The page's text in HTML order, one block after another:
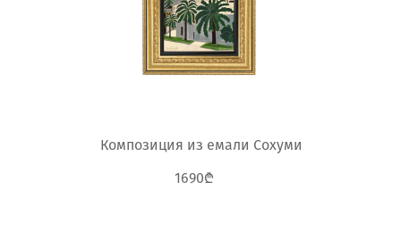
Композиция из емали Сохуми
1690₾